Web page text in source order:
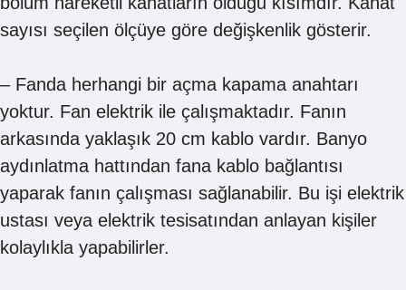
sayısı seçilen ölçüye göre değişkenlik gösterir.
– Fanda herhangi bir açma kapama anahtarı
yoktur. Fan elektrik ile çalışmaktadır. Fanın
arkasında yaklaşık 20 cm kablo vardır. Banyo
aydınlatma hattından fana kablo bağlantısı
yaparak fanın çalışması sağlanabilir. Bu işi elektrik
ustası veya elektrik tesisatından anlayan kişiler
kolaylıkla yapabilirler.